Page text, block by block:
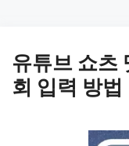
유튜브 쇼츠
회 입력 방법